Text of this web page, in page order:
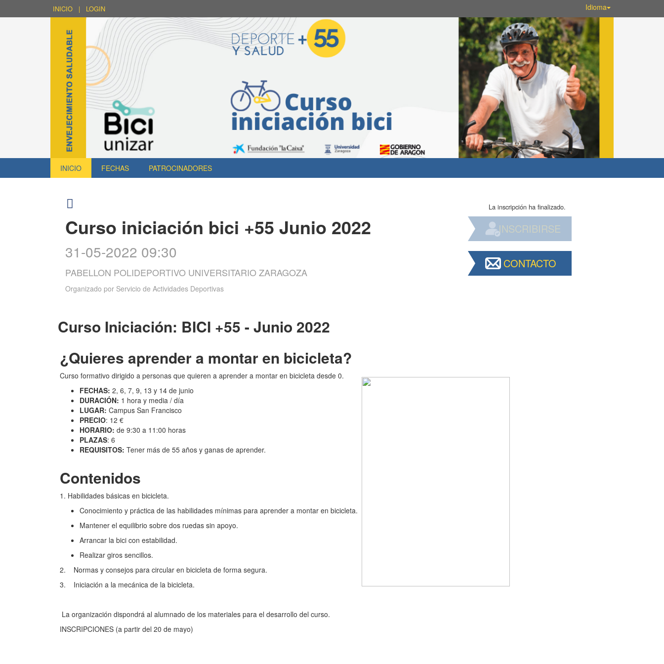
INICIO | LOGIN Idioma
INICIO FECHAS PATROCINADORES
Curso iniciación bici +55 Junio 2022
31-05-2022 09:30
PABELLON POLIDEPORTIVO UNIVERSITARIO ZARAGOZA
Organizado por Servicio de Actividades Deportivas
La inscripción ha finalizado.
INSCRIBIRSE
CONTACTO
Curso Iniciación: BICI +55 - Junio 2022
¿Quieres aprender a montar en bicicleta?
Curso formativo dirigido a personas que quieren a aprender a montar en bicicleta desde 0.
FECHAS: 2, 6, 7, 9, 13 y 14 de junio
DURACIÓN: 1 hora y media / día
LUGAR: Campus San Francisco
PRECIO: 12 €
HORARIO: de 9:30 a 11:00 horas
PLAZAS: 6
REQUISITOS: Tener más de 55 años y ganas de aprender.
Contenidos
1. Habilidades básicas en bicicleta.
Conocimiento y práctica de las habilidades mínimas para aprender a montar en bicicleta.
Mantener el equilibrio sobre dos ruedas sin apoyo.
Arrancar la bici con estabilidad.
Realizar giros sencillos.
2. Normas y consejos para circular en bicicleta de forma segura.
3. Iniciación a la mecánica de la bicicleta.
La organización dispondrá al alumnado de los materiales para el desarrollo del curso.
INSCRIPCIONES (a partir del 20 de mayo)